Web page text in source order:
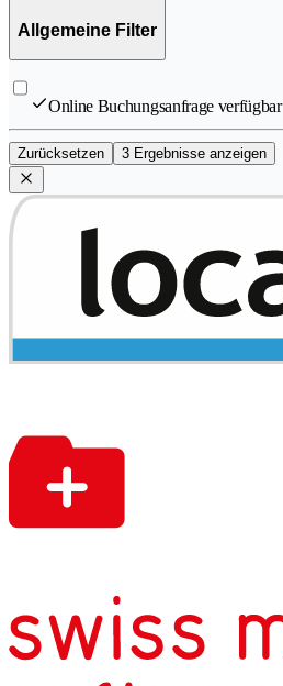
Allgemeine Filter
Online Buchungsanfrage verfügbar
Zurücksetzen 3 Ergebnisse anzeigen